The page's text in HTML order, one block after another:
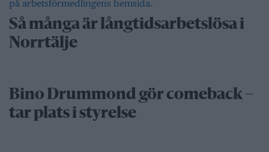
Så många är långtidsarbetslösa i
Norrtälje
Bino Drummond gör comeback –
tar plats i styrelse